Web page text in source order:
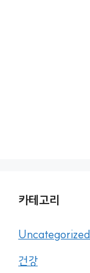
카테고리
Uncategorized
건강